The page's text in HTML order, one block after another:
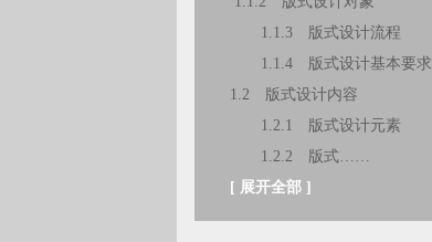
1.1.3 版式设计流程
1.1.4 版式设计基本要求
1.2 版式设计内容
1.2.1 版式设计元素
1.2.2 版式……
[ 展开全部 ]